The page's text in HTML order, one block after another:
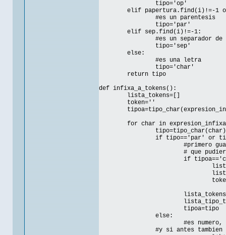
tipo='op'
elif papertura.find(i)!=-1
#es un parentesis
tipo='par'
elif sep.find(i)!=-1:
#es un separador de
tipo='sep'
else:
#es una letra
tipo='char'
return tipo
def infixa_a_tokens():
lista_tokens=[]
token=''
for char in
tipo=tipo_char(char)
if tipo=='par' or
#primero
# que
if
tipoa=tipo
else:
#es
#y si antes tambien